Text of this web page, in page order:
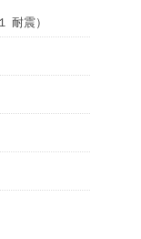
耐震）